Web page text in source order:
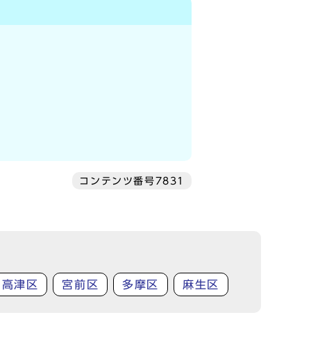
コンテンツ番号7831
高津区 宮前区 多摩区 麻生区